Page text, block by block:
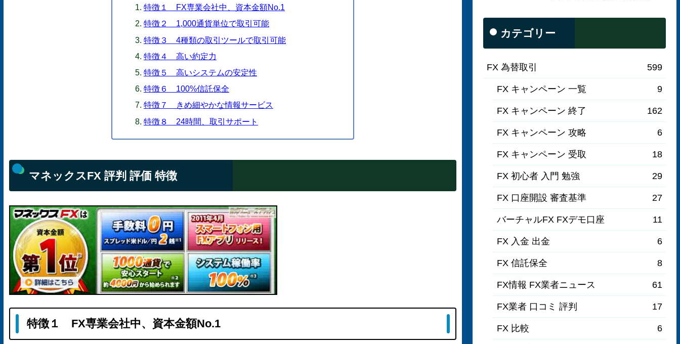
特徴１ FX専業会社中、資本金額No.1
特徴２ 1,000通貨単位で取引可能
特徴３ 4種類の取引ツールで取引可能
特徴４ 高い約定力
特徴５ 高いシステムの安定性
特徴６ 100%信託保全
特徴７ きめ細やかな情報サービス
特徴８ 24時間、取引サポート
マネックスFX 評判 評価 特徴
特徴１ FX専業会社中、資本金額No.1
カテゴリー
FX 為替取引 599
FX キャンペーン 一覧 9
FX キャンペーン 終了 162
FX キャンペーン 攻略 6
FX キャンペーン 受取 18
FX 初心者 入門 勉強 29
FX 口座開設 審査基準 27
バーチャルFX FXデモ口座 11
FX 入金 出金 6
FX 信託保全 8
FX情報 FX業者ニュース 61
FX業者 口コミ 評判 17
FX 比較 6